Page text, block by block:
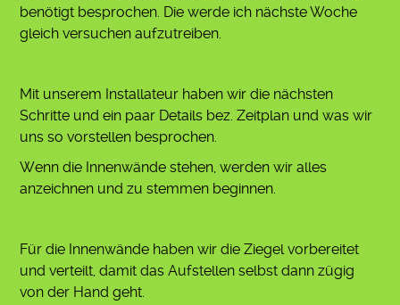
benötigt besprochen. Die werde ich nächste Woche
gleich versuchen aufzutreiben.
Mit unserem Installateur haben wir die nächsten
Schritte und ein paar Details bez. Zeitplan und was wir
uns so vorstellen besprochen.
Wenn die Innenwände stehen, werden wir alles
anzeichnen und zu stemmen beginnen.
Für die Innenwände haben wir die Ziegel vorbereitet
und verteilt, damit das Aufstellen selbst dann zügig
von der Hand geht.